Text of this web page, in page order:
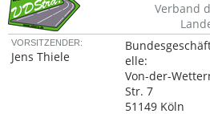
Verband
VORSITZENDER:
Jens Thiele
elle:
Von-der-
Str. 7
51149 Köln